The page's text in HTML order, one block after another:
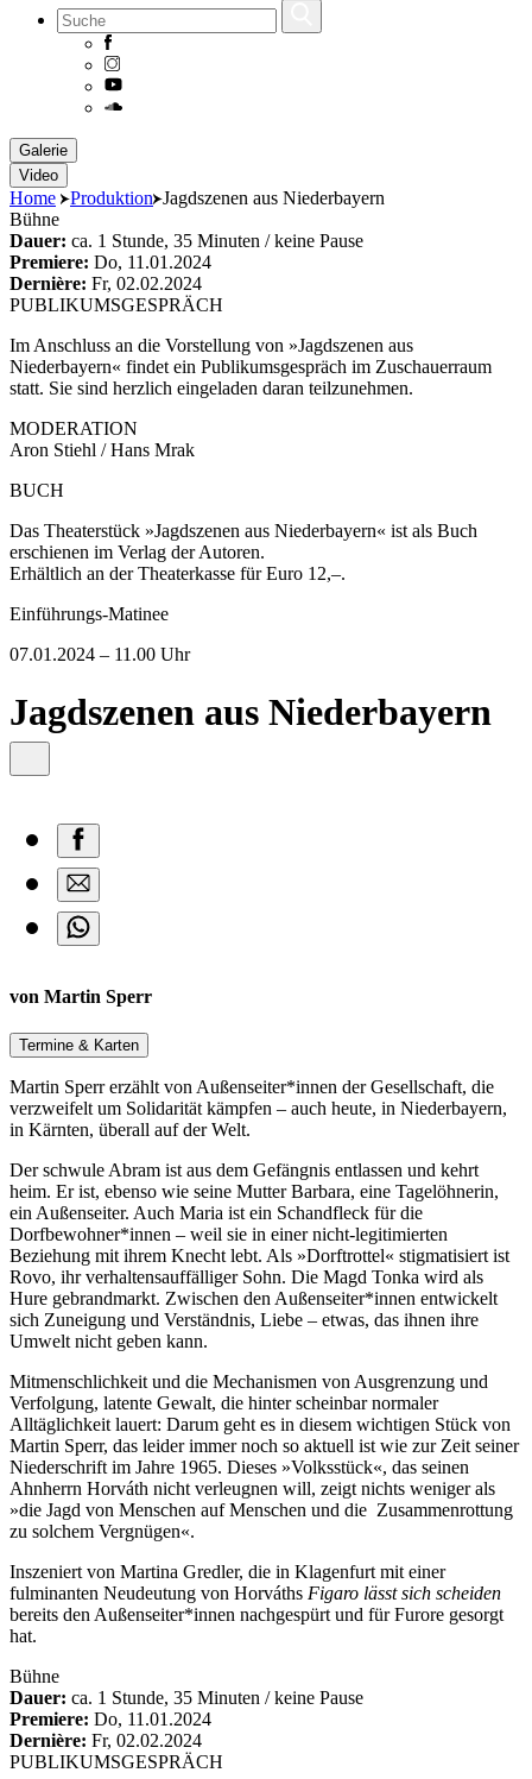
Skip
to
content
Galerie
Video
Home Produktion Jagdszenen aus Niederbayern
Bühne
Dauer: ca. 1 Stunde, 35 Minuten / keine Pause
Premiere: Do, 11.01.2024
Dernière: Fr, 02.02.2024
PUBLIKUMSGESPRÄCH
Im Anschluss an die Vorstellung von »Jagdszenen aus
Niederbayern« findet ein Publikumsgespräch im Zuschauerraum
statt. Sie sind herzlich eingeladen daran teilzunehmen.
MODERATION
Aron Stiehl / Hans Mrak
BUCH
Das Theaterstück »Jagdszenen aus Niederbayern« ist als Buch
erschienen im Verlag der Autoren.
Erhältlich an der Theaterkasse für Euro 12,–.
Einführungs-Matinee
07.01.2024 – 11.00 Uhr
Jagdszenen aus Niederbayern
von Martin Sperr
Termine & Karten
Martin Sperr erzählt von Außenseiter*innen der Gesellschaft, die
verzweifelt um Solidarität kämpfen – auch heute, in Niederbayern,
in Kärnten, überall auf der Welt.
Der schwule Abram ist aus dem Gefängnis entlassen und kehrt
heim. Er ist, ebenso wie seine Mutter Barbara, eine Tagelöhnerin,
ein Außenseiter. Auch Maria ist ein Schandfleck für die
Dorfbewohner*innen – weil sie in einer nicht-legitimierten
Beziehung mit ihrem Knecht lebt. Als »Dorftrottel« stigmatisiert ist
Rovo, ihr verhaltensauffälliger Sohn. Die Magd Tonka wird als
Hure gebrandmarkt. Zwischen den Außenseiter*innen entwickelt
sich Zuneigung und Verständnis, Liebe – etwas, das ihnen ihre
Umwelt nicht geben kann.
Mitmenschlichkeit und die Mechanismen von Ausgrenzung und
Verfolgung, latente Gewalt, die hinter scheinbar normaler
Alltäglichkeit lauert: Darum geht es in diesem wichtigen Stück von
Martin Sperr, das leider immer noch so aktuell ist wie zur Zeit seiner
Niederschrift im Jahre 1965. Dieses »Volksstück«, das seinen
Ahnherrn Horváth nicht verleugnen will, zeigt nichts weniger als
»die Jagd von Menschen auf Menschen und die Zusammenrottung
zu solchem Vergnügen«.
Inszeniert von Martina Gredler, die in Klagenfurt mit einer
fulminanten Neudeutung von Horváths Figaro lässt sich scheiden
bereits den Außenseiter*innen nachgespürt und für Furore gesorgt
hat.
Bühne
Dauer: ca. 1 Stunde, 35 Minuten / keine Pause
Premiere: Do, 11.01.2024
Dernière: Fr, 02.02.2024
PUBLIKUMSGESPRÄCH